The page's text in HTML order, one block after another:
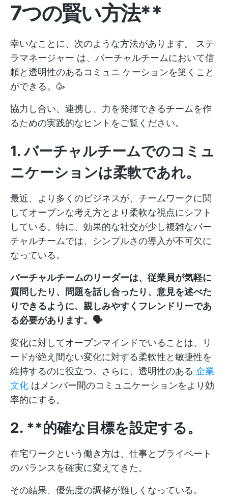
7つの賢い方法**
幸いなことに、次のような方法があります。 ステ
ラマネージャー は、バーチャルチームにおいて信
頼と透明性のあるコミュニ ケーションを築くこと
ができる。🥳
協力し合い、連携し、力を発揮できるチームを作
るための実践的なヒントをご覧ください。
1.バーチャルチームでのコミュ
ニケーションは柔軟であれ。
最近、より多くのビジネスが、チームワークに関
してオープンな考え方とより柔軟な視点にシフト
している。特に、効果的な社交が少し複雑なバー
チャルチームでは、シンプルさの導入が不可欠に
なっている。
バーチャルチームのリーダーは、従業員が気軽に
質問したり、問題を話し合ったり、意見を述べた
りできるように、親しみやすくフレンドリーであ
る必要があります。🗣️
変化に対してオープンマインドでいることは、リ
ードが絶え間ない変化に対する柔軟性と敏捷性を
維持するのに役立つ。さらに、透明性のある 企業
文化 はメンバー間のコミュニケーションをより効
率的にする。
2. **的確な目標を設定する。
在宅ワークという働き方は、仕事とプライベート
のバランスを確実に変えてきた。
その結果、優先度の調整が難しくなっている。